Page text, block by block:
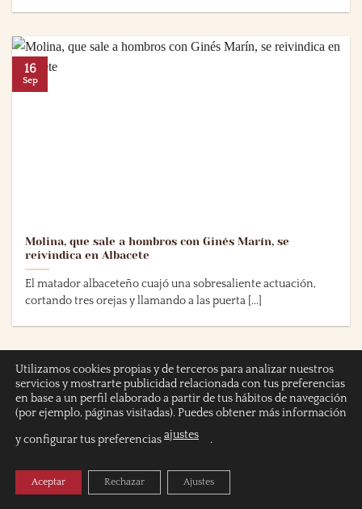
Molina, que sale a hombros con Ginés Marín, se
reivindica en Albacete
El matador albaceteño cuajó una sobresaliente actuación,
cortando tres orejas y llamando a las puerta [...]
16
Sep
16
Sep
Utilizamos cookies propias y de terceros para analizar nuestros
servicios y mostrarte publicidad relacionada con tus preferencias
en base a un perfil elaborado a partir de tus hábitos de navegación
(por ejemplo, páginas visitadas). Puedes obtener más información
y configurar tus preferenciasajustes .
Aceptar Rechazar Ajustes